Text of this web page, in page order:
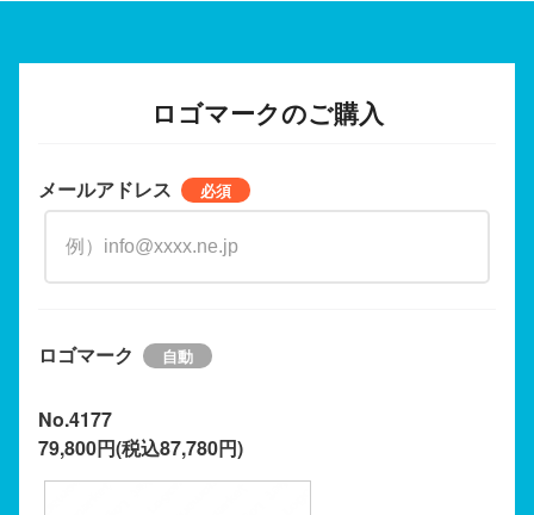
ロゴマークのご購入
メールアドレス
ロゴマーク
No.4177
79,800円(税込87,780円)